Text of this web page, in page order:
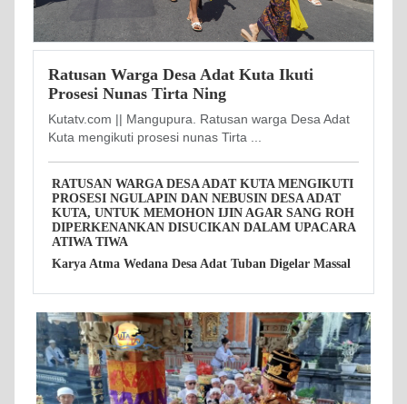
Ratusan Warga Desa Adat Kuta Ikuti
Prosesi Nunas Tirta Ning
Kutatv.com || Mangupura. Ratusan warga Desa Adat
Kuta mengikuti prosesi nunas Tirta ...
RATUSAN WARGA DESA ADAT KUTA MENGIKUTI
PROSESI NGULAPIN DAN NEBUSIN DESA ADAT
KUTA, UNTUK MEMOHON IJIN AGAR SANG ROH
DIPERKENANKAN DISUCIKAN DALAM UPACARA
ATIWA TIWA
Karya Atma Wedana Desa Adat Tuban Digelar Massal